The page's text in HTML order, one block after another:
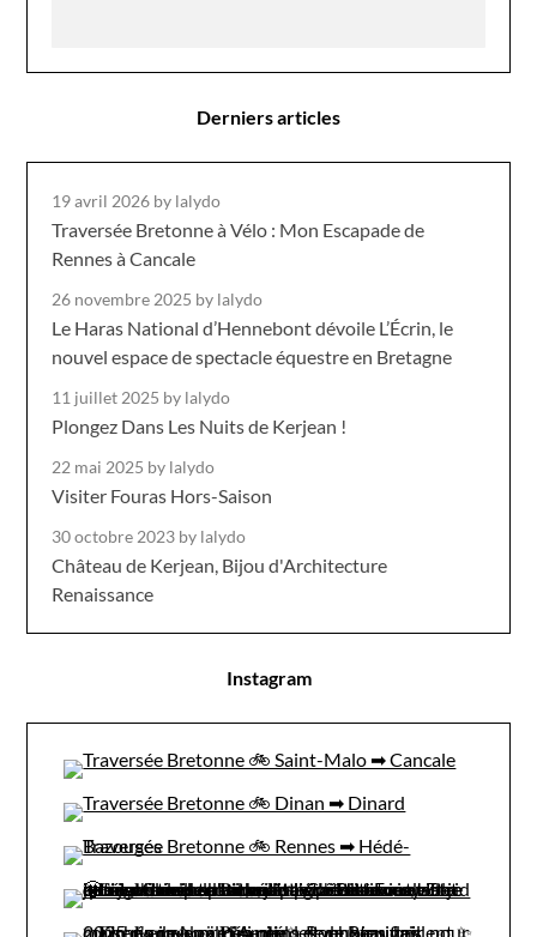
Derniers articles
19 avril 2026 by lalydo
Traversée Bretonne à Vélo : Mon Escapade de
Rennes à Cancale
26 novembre 2025 by lalydo
Le Haras National d’Hennebont dévoile L’Écrin, le
nouvel espace de spectacle équestre en Bretagne
11 juillet 2025 by lalydo
Plongez Dans Les Nuits de Kerjean !
22 mai 2025 by lalydo
Visiter Fouras Hors-Saison
30 octobre 2023 by lalydo
Château de Kerjean, Bijou d'Architecture
Renaissance
Instagram